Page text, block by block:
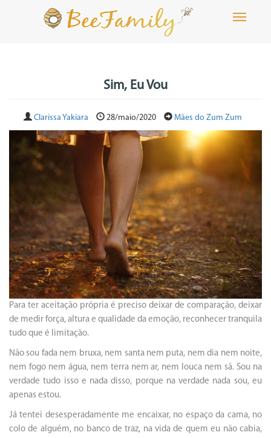
Toggle
Sim, Eu Vou
Clarissa Yakiara 28/maio/2020 Mães do Zum Zum
Para ter aceitação própria é preciso deixar de comparação, deixar
de medir força, altura e qualidade da emoção, reconhecer tranquila
tudo que é limitação.
Não sou fada nem bruxa, nem santa nem puta, nem dia nem noite,
nem fogo nem água, nem terra nem ar, nem louca nem sã. Sou na
verdade tudo isso e nada disso, porque na verdade nada sou, eu
apenas estou.
Já tentei desesperadamente me encaixar, no espaço da cama, no
colo de alguém, no banco de traz, na vida de quem eu não cabia,